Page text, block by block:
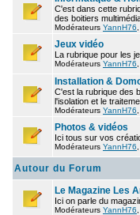
C'est dans cette
des boitiers
Modérateurs YannH76
Jeux vidéo
La rubrique pour les
Modérateurs YannH76
Installation &
C'est la rubrique des
l'isolation et le
Modérateurs YannH76
Photos & vidéos
Ici tous sur vos
Modérateurs YannH76
Autour du Forum
Le Magazine Les
Ici on parle du
Modérateurs YannH76